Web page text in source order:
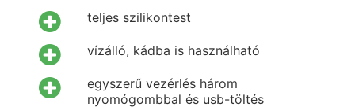
teljes szilikontest
vízálló, kádba is használható
egyszerű vezérlés három
nyomógombbal és usb-töltés